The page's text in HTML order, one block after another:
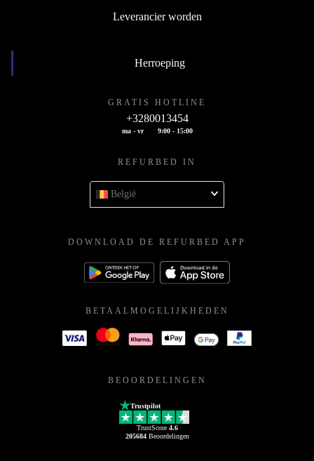
Leverancier worden
Herroeping
GRATIS HOTLINE
+3280013454
ma - vr 9:00 - 15:00
REFURBED IN
België
DOWNLOAD DE REFURBED APP
BETAALMOGELIJKHEDEN
BEOORDELINGEN
Trustpilot
TrustScore 4.6
205684Beoordelingen